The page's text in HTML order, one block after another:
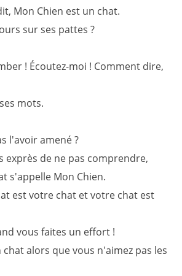
Mon Chien est un chat.
sur ses pattes ?
! Écoutez-moi ! Comment dire,
mots.
l'avoir amené ?
exprès de ne pas comprendre,
s'appelle Mon Chien.
est votre chat et votre chat est
vous faites un effort !
alors que vous n'aimez pas les